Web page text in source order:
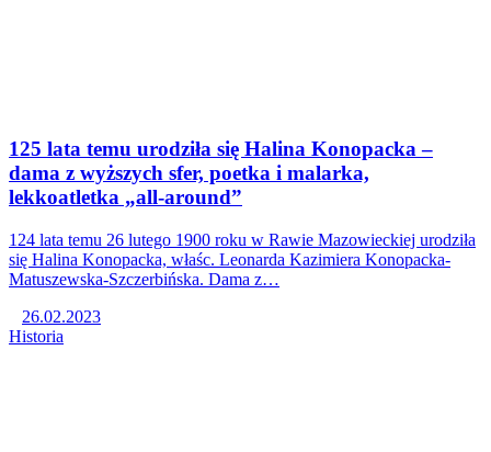
125 lata temu urodziła się Halina Konopacka –
dama z wyższych sfer, poetka i malarka,
lekkoatletka „all-around”
124 lata temu 26 lutego 1900 roku w Rawie Mazowieckiej urodziła
się Halina Konopacka, właśc. Leonarda Kazimiera Konopacka-
Matuszewska-Szczerbińska. Dama z…
26.02.2023
Historia